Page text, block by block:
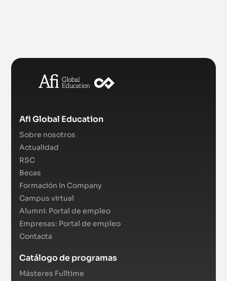
Afi Global Education
Sobre nosotros
Actualidad
RSC
Becas
Formación In Company
Campus virtual
Alumni: Portal de empleo
Empresas: Portal de empleo
Contacta
Catálogo de programas
Másteres Fulltime